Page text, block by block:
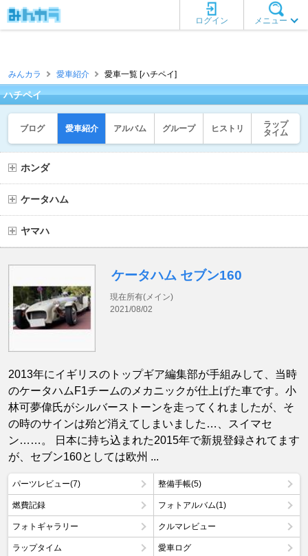
メニュー
ログイン
みんカラ 愛車紹介 愛車一覧 [ハチペイ]
ハチペイ
ブログ 愛車紹介 アルバム グループ ヒストリ
ラップ
タイム
ホンダ
ケータハム
ヤマハ
ケータハム セブン160
現在所有(メイン)
2021/08/02
2013年にイギリスのトップギア編集部が手組みして、当時
のケータハムF1チームのメカニックが仕上げた車です。小
林可夢偉氏がシルバーストーンを走ってくれましたが、そ
の時のサインは殆ど消えてしまいました…、スイマセ
ン……。 日本に持ち込まれた2015年で新規登録されてます
が、セブン160としては欧州 ...
パーツレビュー(7) 整備手帳(5)
燃費記録 フォトアルバム(1)
フォトギャラリー クルマレビュー
ラップタイム 愛車ログ